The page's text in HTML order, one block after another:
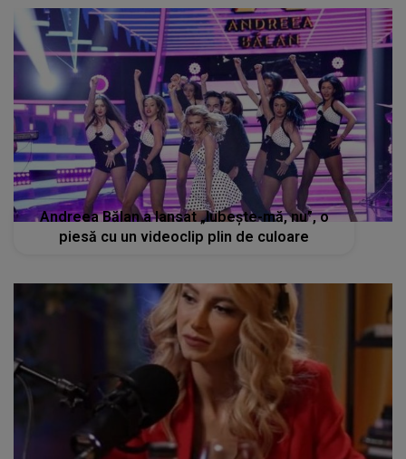
Andreea Bălan a lansat „Iubește-mă, nu”, o
piesă cu un videoclip plin de culoare